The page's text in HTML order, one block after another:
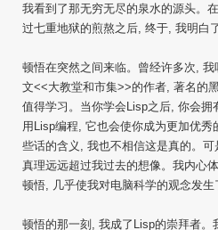
我看到了那无穷无尽的泉水的源头。
过七重地狱的煎熬之后, 终于, 我明白了
顿悟在突然之间来临。曾经许多次,
文<<大教堂和市集>>的作者, 著名的
值得学习。当你学会Lisp之后, 你会拥
用Lisp编程, 它也会使你成为更加优秀
些话的含义, 我也不相信这是真的。
真理远远超过我过去的想像。我内心
顿悟, 几乎使我对电脑科学的观念发生
顿悟的那一刻, 我成了Lisp的崇拜者。